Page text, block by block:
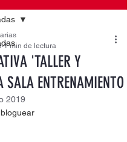
'TALLER Y
ENTRENAMIENTO
1 min de lectura
2019